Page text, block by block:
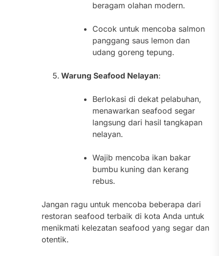
beragam olahan modern.
Cocok untuk mencoba salmon
panggang saus lemon dan
udang goreng tepung.
Warung Seafood Nelayan:
Berlokasi di dekat pelabuhan,
menawarkan seafood segar
langsung dari hasil tangkapan
nelayan.
Wajib mencoba ikan bakar
bumbu kuning dan kerang
rebus.
Jangan ragu untuk mencoba beberapa dari
restoran seafood terbaik di kota Anda untuk
menikmati kelezatan seafood yang segar dan
otentik.